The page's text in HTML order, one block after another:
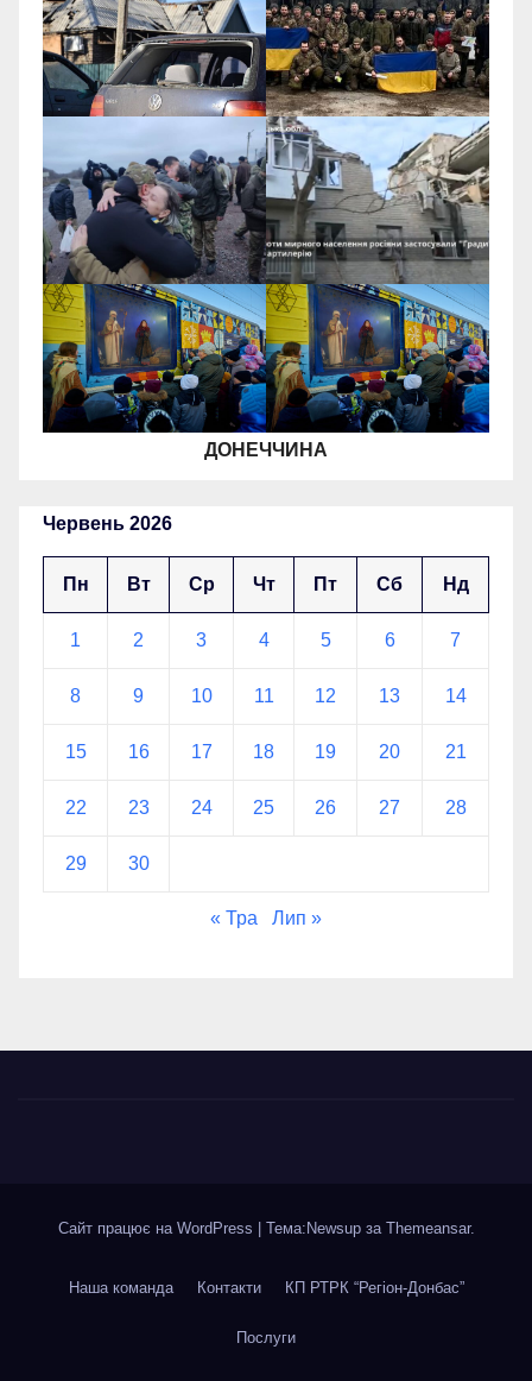
ДОНЕЧЧИНА
Червень 2026
Пн Вт Ср Чт Пт Сб Нд
1 2 3 4 5 6 7
8 9 10 11 12 13 14
15 16 17 18 19 20 21
22 23 24 25 26 27 28
29 30
« Тра Лип »
Сайт працює на WordPress Тема:Newsup за Themeansar.
Наша команда Контакти КП РТРК “Регіон-Донбас”
Послуги